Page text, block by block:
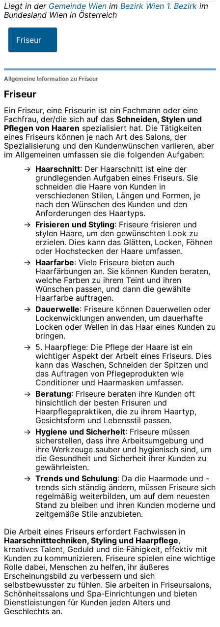
Liegt in der Gemeinde Wien im Bezirk Wien 1. Bezirk im
Bundesland Wien in Österreich
Friseur
Allgemeine Information zu Friseur
Friseur
Ein Friseur, eine Friseurin ist ein Fachmann oder eine
Fachfrau, der/die sich auf das Schneiden, Stylen und
Pflegen von Haaren spezialisiert hat. Die Tätigkeiten
eines Friseurs können je nach Art des Salons, der
Spezialisierung und den Kundenwünschen variieren, aber
im Allgemeinen umfassen sie die folgenden Aufgaben:
Haarschnitt: Der Haarschnitt ist eine der
grundlegenden Aufgaben eines Friseurs. Sie
schneiden die Haare von Kunden in
verschiedenen Stilen, Längen und Formen, je
nach den Wünschen des Kunden und den
Anforderungen des Haartyps.
Frisieren und Styling: Friseure frisieren und
stylen Haare, um den gewünschten Look zu
erzielen. Dies kann das Glätten, Locken, Föhnen
oder Hochstecken der Haare umfassen.
Haarfarbe: Viele Friseure bieten auch
Haarfärbungen an. Sie können Kunden beraten,
welche Farben zu ihrem Teint und ihren
Wünschen passen, und dann die gewählte
Haarfarbe auftragen.
Dauerwelle: Friseure können Dauerwellen oder
Lockenwicklungen anwenden, um dauerhafte
Locken oder Wellen in das Haar eines Kunden zu
bringen.
5. Haarpflege: Die Pflege der Haare ist ein
wichtiger Aspekt der Arbeit eines Friseurs. Dies
kann das Waschen, Schneiden der Spitzen und
das Auftragen von Pflegeprodukten wie
Conditioner und Haarmasken umfassen.
Beratung: Friseure beraten ihre Kunden oft
hinsichtlich der besten Frisuren und
Haarpflegepraktiken, die zu ihrem Haartyp,
Gesichtsform und Lebensstil passen.
Hygiene und Sicherheit: Friseure müssen
sicherstellen, dass ihre Arbeitsumgebung und
ihre Werkzeuge sauber und hygienisch sind, um
die Gesundheit und Sicherheit ihrer Kunden zu
gewährleisten.
Trends und Schulung: Da die Haarmode und -
trends sich ständig ändern, müssen Friseure sich
regelmäßig weiterbilden, um auf dem neuesten
Stand zu bleiben und ihren Kunden moderne und
zeitgemäße Stile anzubieten.
Die Arbeit eines Friseurs erfordert Fachwissen in
Haarschnitttechniken, Styling und Haarpflege,
kreatives Talent, Geduld und die Fähigkeit, effektiv mit
Kunden zu kommunizieren. Friseure spielen eine wichtige
Rolle dabei, Menschen zu helfen, ihr äußeres
Erscheinungsbild zu verbessern und sich
selbstbewusster zu fühlen. Sie arbeiten in Friseursalons,
Schönheitssalons und Spa-Einrichtungen und bieten
Dienstleistungen für Kunden jeden Alters und
Geschlechts an.